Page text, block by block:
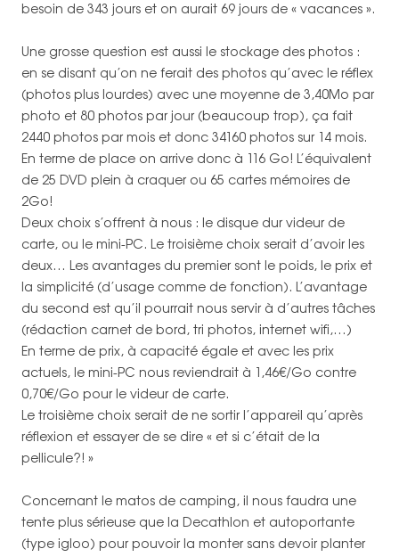
besoin de 343 jours et on aurait 69 jours de « vacances ».
Une grosse question est aussi le stockage des photos :
en se disant qu’on ne ferait des photos qu’avec le réflex
(photos plus lourdes) avec une moyenne de 3,40Mo par
photo et 80 photos par jour (beaucoup trop), ça fait
2440 photos par mois et donc 34160 photos sur 14 mois.
En terme de place on arrive donc à 116 Go! L’équivalent
de 25 DVD plein à craquer ou 65 cartes mémoires de
2Go!
Deux choix s’offrent à nous : le disque dur videur de
carte, ou le mini-PC. Le troisième choix serait d’avoir les
deux… Les avantages du premier sont le poids, le prix et
la simplicité (d’usage comme de fonction). L’avantage
du second est qu’il pourrait nous servir à d’autres tâches
(rédaction carnet de bord, tri photos, internet wifi,…)
En terme de prix, à capacité égale et avec les prix
actuels, le mini-PC nous reviendrait à 1,46€/Go contre
0,70€/Go pour le videur de carte.
Le troisième choix serait de ne sortir l’appareil qu’après
réflexion et essayer de se dire « et si c’était de la
pellicule?! »
Concernant le matos de camping, il nous faudra une
tente plus sérieuse que la Decathlon et autoportante
(type igloo) pour pouvoir la monter sans devoir planter